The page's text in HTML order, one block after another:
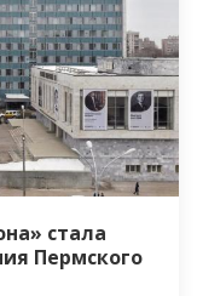
стала
Пермского